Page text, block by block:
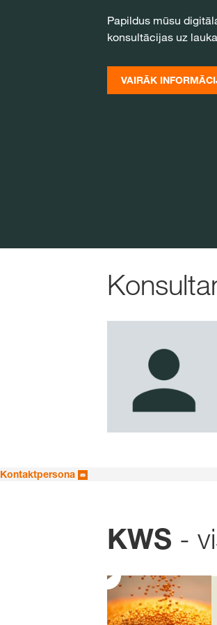
Papildus mūsu
konsultācijas uz
VAIRĀK
Kontaktpersona
KWS -